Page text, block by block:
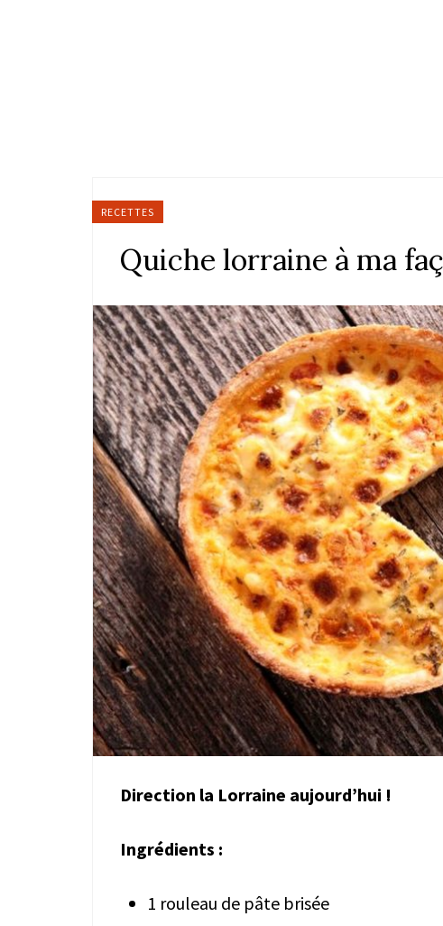
RECETTES
Quiche lorraine à ma
Direction la Lorraine aujourd’hui !
Ingrédients :
1 rouleau de pâte brisée